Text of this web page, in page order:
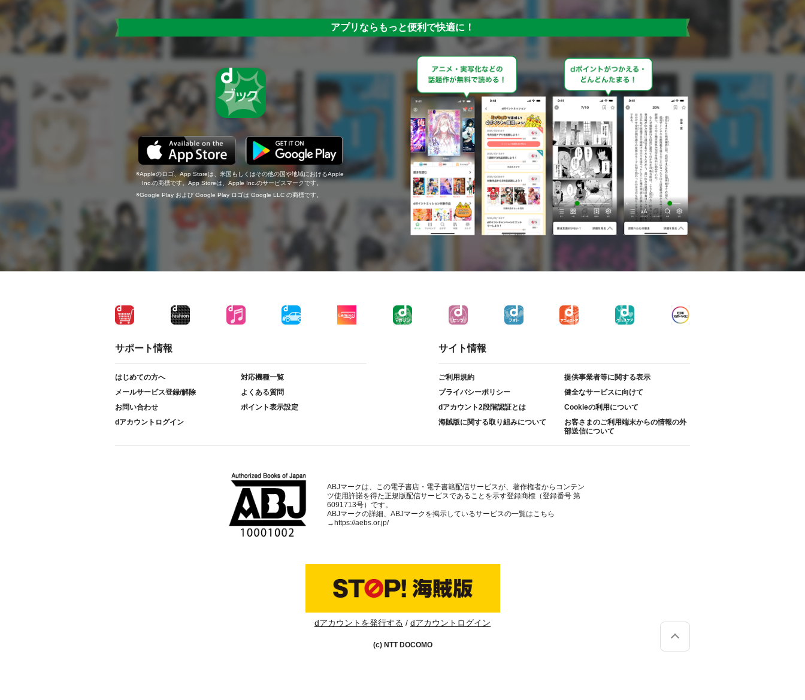
アプリならもっと便利で快適に！
Appleのロゴ、App Storeは、米国もしくはその他の国や地域におけるApple
Inc.の商標です。App Storeは、Apple Inc.のサービスマークです。
Google Play および Google Play ロゴは Google LLC の商標です。
サポート情報
はじめての方へ
対応機種一覧
メールサービス登録/解除
よくある質問
お問い合わせ
ポイント表示設定
dアカウントログイン
サイト情報
ご利用規約
提供事業者等に関する表示
プライバシーポリシー
健全なサービスに向けて
dアカウント2段階認証とは
Cookieの利用について
海賊版に関する取り組みについて
お客さまのご利用端末からの情報の外
部送信について
ABJマークは、この電子書店・電子書籍配信サービスが、著作権者からコンテン
ツ使用許諾を得た正規版配信サービスであることを示す登録商標（登録番号 第
6091713号）です。
ABJマークの詳細、ABJマークを掲示しているサービスの一覧はこちら
→https://aebs.or.jp/
dアカウントを発行する dアカウントログイン
(c) NTT DOCOMO